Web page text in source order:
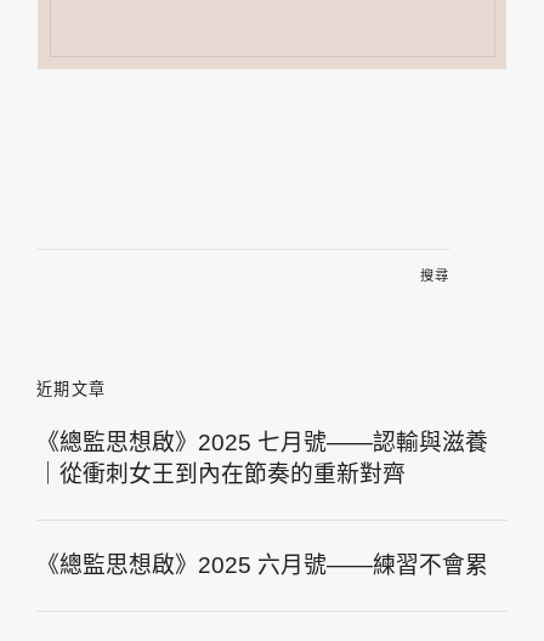
近期文章
《總監思想啟》2025 七月號——認輸與滋養
｜從衝刺女王到內在節奏的重新對齊
《總監思想啟》2025 六月號——練習不會累